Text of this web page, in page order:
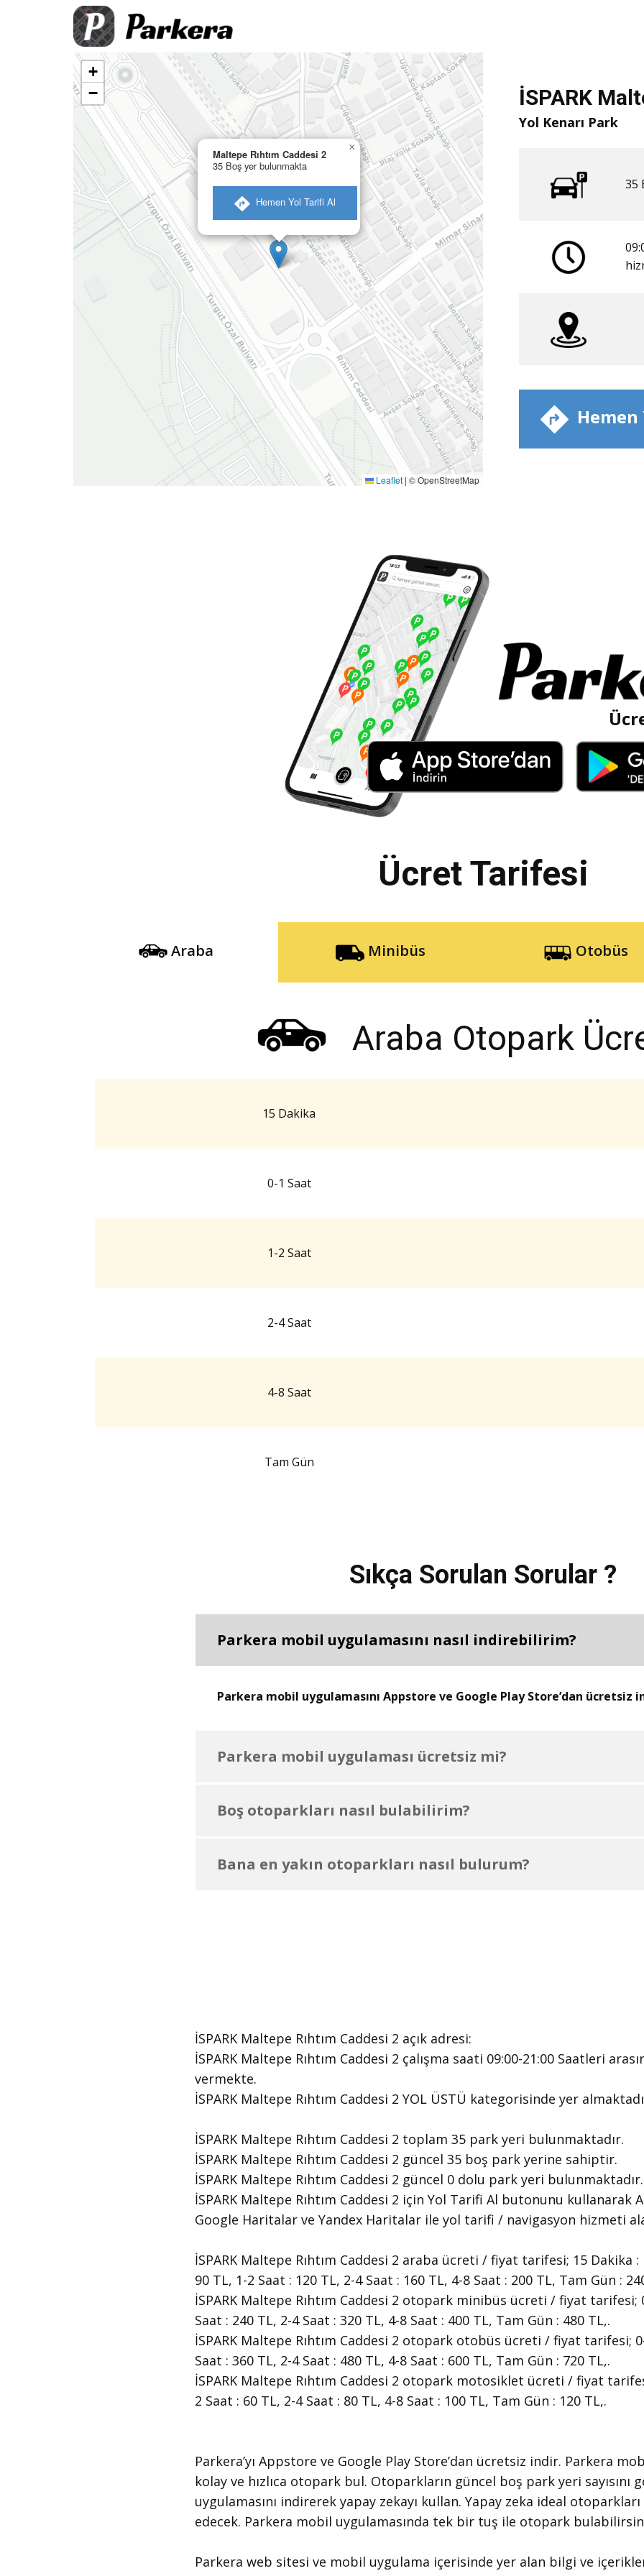
Maltepe Rıhtım Caddesi 2
35 Boş yer bulunmakta
​ Hemen Yol Tarifi Al
×
+
−
Leaflet | © OpenStreetMap
İSPARK
Yol Kenarı Park
35
Ücret Tarifesi
Araba Minibüs Otobüs
Araba Otopark
15 Dakika
0-1 Saat
1-2 Saat
2-4 Saat
4-8 Saat
Tam Gün
Sıkça Sorulan Sorular ?
Parkera mobil uygulamasını nasıl indirebilirim?
Parkera mobil uygulamasını Appstore ve Google Play Store’dan ücretsiz
Parkera mobil uygulaması ücretsiz mi?
Boş otoparkları nasıl bulabilirim?
Bana en yakın otoparkları nasıl bulurum?
İSPARK Maltepe Rıhtım Caddesi 2 ​açık adresi:
İSPARK Maltepe Rıhtım Caddesi 2 ​çalışma saati 09:00-21:00 Saatleri
vermekte.
​İSPARK Maltepe Rıhtım Caddesi 2 YOL ÜSTÜ kategorisinde yer
İSPARK Maltepe Rıhtım Caddesi 2 toplam 35 park yeri bulunmaktadır.
İSPARK Maltepe Rıhtım Caddesi 2 güncel 35 boş park yerine sahiptir.
İSPARK Maltepe Rıhtım Caddesi 2 güncel 0 dolu park yeri bulunmaktadır.
İSPARK Maltepe Rıhtım Caddesi 2 için Yol Tarifi Al butonunu kullanarak
Google Haritalar ve Yandex Haritalar ile yol tarifi / navigasyon hizmeti
İSPARK Maltepe Rıhtım Caddesi 2 araba ücreti / fiyat tarifesi; 15 Dakika
90 TL, 1-2 Saat : 120 TL, 2-4 Saat : 160 TL, 4-8 Saat : 200 TL, Tam Gün :
İSPARK Maltepe Rıhtım Caddesi 2 otopark minibüs ücreti / fiyat tarifesi;
Saat : 240 TL, 2-4 Saat : 320 TL, 4-8 Saat : 400 TL, Tam Gün : 480 TL,.
İSPARK Maltepe Rıhtım Caddesi 2 otopark otobüs ücreti / fiyat tarifesi;
Saat : 360 TL, 2-4 Saat : 480 TL, 4-8 Saat : 600 TL, Tam Gün : 720 TL,.
İSPARK Maltepe Rıhtım Caddesi 2 otopark motosiklet ücreti / fiyat
2 Saat : 60 TL, 2-4 Saat : 80 TL, 4-8 Saat : 100 TL, Tam Gün : 120 TL,.
​Parkera’yı Appstore ve Google Play Store’dan ücretsiz indir. Parkera
kolay ve hızlıca otopark bul. Otoparkların güncel boş park yeri sayısını
uygulamasını indirerek yapay zekayı kullan. Yapay zeka ideal
edecek. Parkera mobil uygulamasında tek bir tuş ile otopark
​Parkera web sitesi ve mobil uygulama içerisinde yer alan bilgi ve